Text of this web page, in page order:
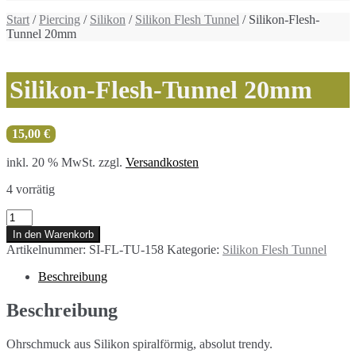
Start /Piercing / Silikon / Silikon Flesh Tunnel / Silikon-Flesh-
Tunnel 20mm
Silikon-Flesh-Tunnel 20mm
15,00 €
inkl. 20 % MwSt. zzgl. Versandkosten
4 vorrätig
Silikon-
Flesh-
Tunnel
20mm
Menge
In den Warenkorb
Artikelnummer: SI-FL-TU-158 Kategorie: Silikon Flesh Tunnel
Beschreibung
Beschreibung
Ohrschmuck aus Silikon spiralförmig, absolut trendy.